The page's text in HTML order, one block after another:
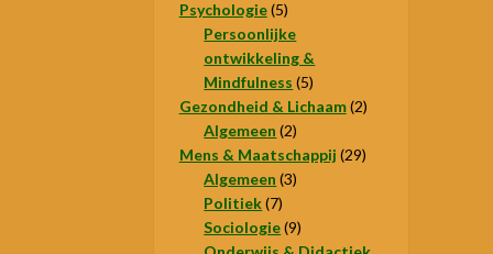
Psychologie 55
producten
Persoonlijke
ontwikkeling &
Mindfulness 55
producten
Gezondheid & Lichaam 22
Algemeen 22
producten
Mens & Maatschappij 2929
Algemeen 33
Politiek 77
producten
Sociologie 99
producten